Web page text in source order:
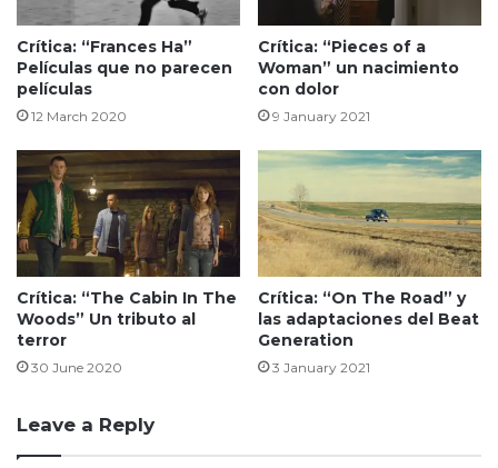
Crítica: “Frances Ha”
Películas que no parecen
películas
12 March 2020
Crítica: “Pieces of a
Woman” un nacimiento
con dolor
9 January 2021
Crítica: “The Cabin In The
Woods” Un tributo al
terror
30 June 2020
Crítica: “On The Road” y
las adaptaciones del Beat
Generation
3 January 2021
Leave a Reply